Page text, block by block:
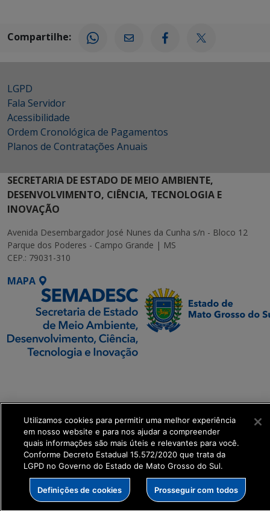
Compartilhe:
LGPD
Fala Servidor
Acessibilidade
Ordem Cronológica de Pagamentos
Planos de Contratações Anuais
SECRETARIA DE ESTADO DE MEIO AMBIENTE,
DESENVOLVIMENTO, CIÊNCIA, TECNOLOGIA E
INOVAÇÃO
Avenida Desembargador José Nunes da Cunha s/n - Bloco 12
Parque dos Poderes - Campo Grande | MS
CEP.: 79031-310
MAPA
Transformação Digital
get_footer();
Utilizamos cookies para permitir uma melhor experiência
em nosso website e para nos ajudar a compreender
quais informações são mais úteis e relevantes para você.
Conforme Decreto Estadual 15.572/2020 que trata da
LGPD no Governo do Estado de Mato Grosso do Sul.
Definições de cookies Prosseguir com todos